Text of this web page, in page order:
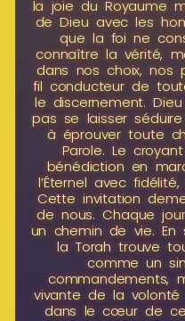
la joie du Royaume
de Dieu avec les
que la foi ne
connaître la vérité,
dans nos choix, nos
fil conducteur de
le discernement.
pas se laisser
à éprouver toute
Parole. Le
bénédiction en
l’Éternel avec
Cette invitation
de nous. Chaque
un chemin de vie. En
la Torah trouve
comme un
commandements,
vivante de la volonté
dans le cœur de